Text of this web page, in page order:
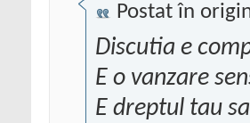
Postat în
Discutia e
E o vanzare
E dreptul tau